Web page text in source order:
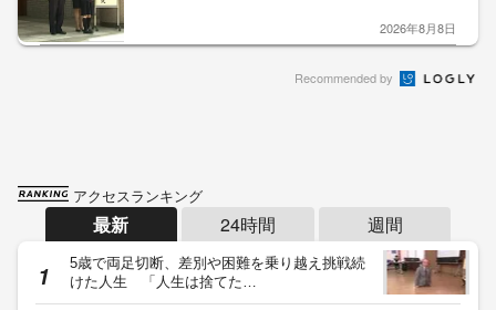
2026年8月8日
Recommended by
アクセスランキング
最新 24時間 週間
5歳で両足切断、差別や困難を乗り越え挑戦続
けた人生 「人生は捨てた…